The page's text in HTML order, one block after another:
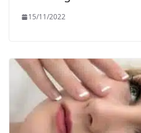
15/11/2022